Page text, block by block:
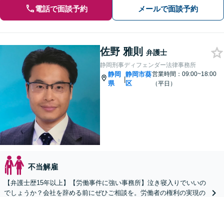
電話で面談予約 メールで面談予約
佐野 雅則 弁護士
静岡刑事ディフェンダー法律事務所
静岡
県
|
静岡市葵
区
営業時間：09:00~18:00
（平日）
不当解雇
【弁護士歴15年以上】【労働事件に強い事務所】泣き寝入りでいいの
でしょうか？会社を辞める前にぜひご相談を。労働者の権利の実現の